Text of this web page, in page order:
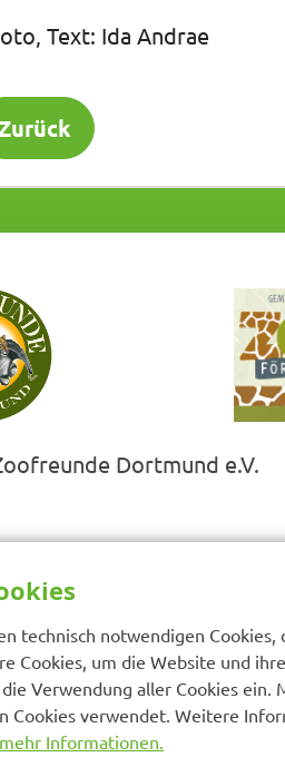
Text: Ida Andrae
Dortmund e.V.
technisch notwendigen
Cookies, um die Website und
Verwendung aller Cookies ein.
Cookies verwendet. Weitere
mehr Informationen.